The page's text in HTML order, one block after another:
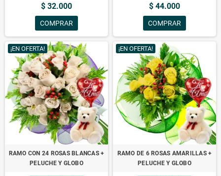
$ 32.000
COMPRAR
$ 44.000
COMPRAR
¡EN OFERTA!
RAMO CON 24 ROSAS BLANCAS +
PELUCHE Y GLOBO
¡EN OFERTA!
RAMO DE 6 ROSAS AMARILLAS +
PELUCHE Y GLOBO